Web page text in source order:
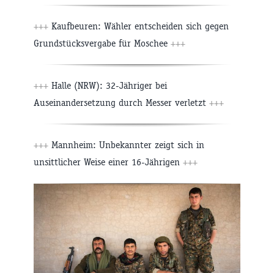
+++ Kaufbeuren: Wähler entscheiden sich gegen
Grundstücksvergabe für Moschee +++
+++ Halle (NRW): 32-Jähriger bei
Auseinandersetzung durch Messer verletzt +++
+++ Mannheim: Unbekannter zeigt sich in
unsittlicher Weise einer 16-Jährigen +++